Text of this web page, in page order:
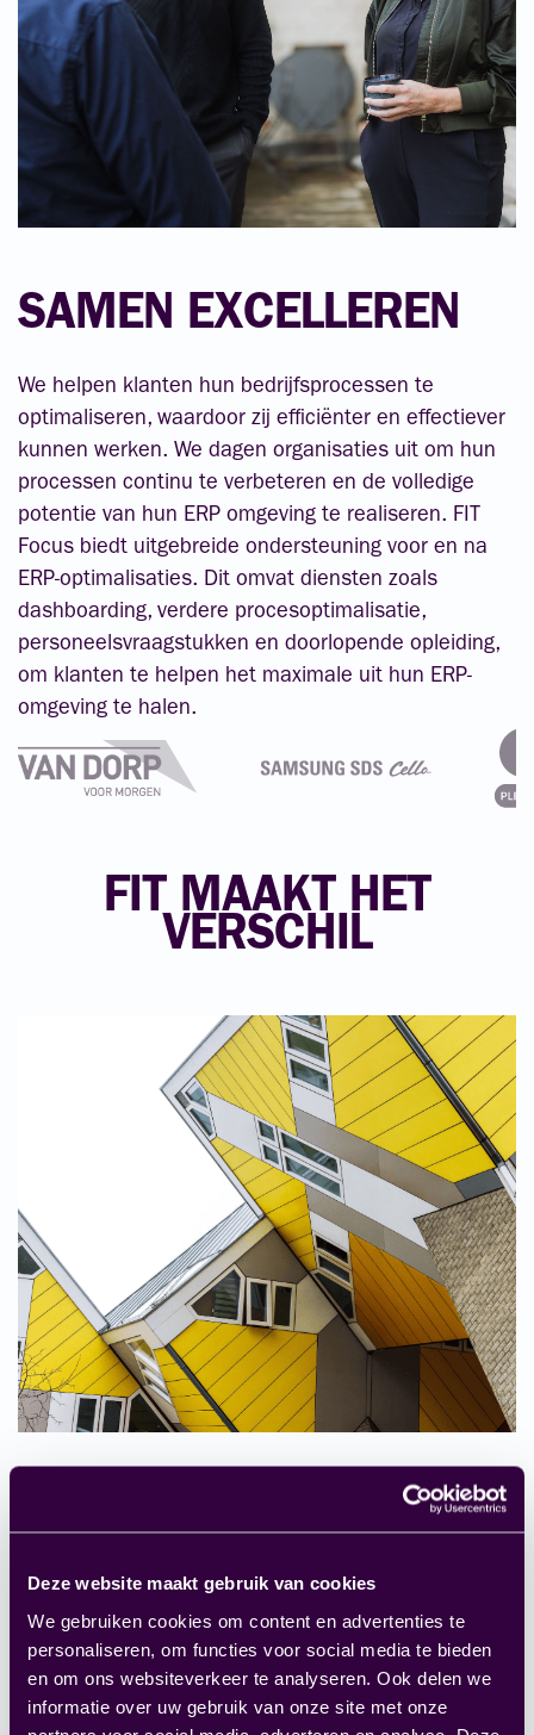
Deze website maakt gebruik van cookies
We gebruiken cookies om content en advertenties te
personaliseren, om functies voor social media te bieden
en om ons websiteverkeer te analyseren. Ook delen we
informatie over uw gebruik van onze site met onze
SAMEN EXCELLEREN
We helpen klanten hun bedrijfsprocessen te
optimaliseren, waardoor zij efficiënter en effectiever
kunnen werken. We dagen organisaties uit om hun
processen continu te verbeteren en de volledige
potentie van hun ERP omgeving te realiseren. FIT
Focus biedt uitgebreide ondersteuning voor en na
ERP-optimalisaties. Dit omvat diensten zoals
dashboarding, verdere procesoptimalisatie,
personeelsvraagstukken en doorlopende opleiding,
om klanten te helpen het maximale uit hun ERP-
omgeving te halen.
FIT MAAKT HET
VERSCHIL
: Wij bieden oplossingen bij het
bedrijfsprocessen door de inzet van onze kennis
en ervaring.
FOCUS op Beheer: Een Functioneel Beheerder
verbonden aan uw organisatie is noodzakelijk
om optimaal gebruik te maken van ERP